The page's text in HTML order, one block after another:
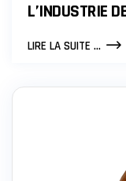
L’INDUSTRIE
LIRE LA SUITE ...KIMI
DE